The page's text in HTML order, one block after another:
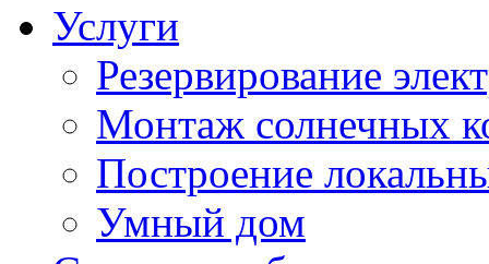
Услуги
Резервирование
Монтаж солнечных
Построение
Умный дом